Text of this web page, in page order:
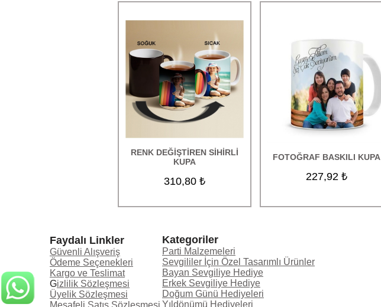
İndirimli Ürünler
TOPTAN ÜRÜNLER
Uçan balon
RENK DEĞİŞTİREN SİHİRLİ
KUPA
310,80 ₺
FOTOĞRAF BASKILI KUPA
227,92 ₺
Faydalı Linkler
Güvenli Alışveriş
Ödeme Seçenekleri
Kargo ve Teslimat
Gizlilik Sözleşmesi
Üyelik Sözleşmesi
Mesafeli Satış Sözleşmesi
Kategoriler
Parti Malzemeleri
Sevgililer İçin Özel Tasarımlı Ürünler
Bayan Sevgiliye Hediye
Erkek Sevgiliye Hediye
Doğum Günü Hediyeleri
Yıldönümü Hediyeleri